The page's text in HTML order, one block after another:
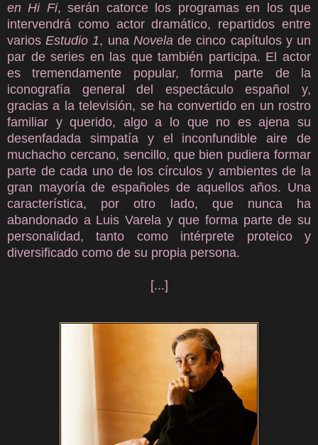
en Hi Fi, serán catorce los programas en los que
intervendrá como actor dramático, repartidos entre
variosEstudio 1, una Novelade cinco capítulos y un
par de series en las que también participa. El actor
es tremendamente popular, forma parte de la
iconografía general del espectáculo español y,
gracias a la televisión, se ha convertido en un rostro
familiar y querido, algo a lo que no es ajena su
desenfadada simpatía y el inconfundible aire de
muchacho cercano, sencillo, que bien pudiera formar
parte de cada uno de los círculos y ambientes de la
gran mayoría de españoles de aquellos años. Una
característica, por otro lado, que nunca ha
abandonado a Luis Varela y que forma parte de su
personalidad, tanto como intérprete proteico y
diversificado como de su propia persona.
[...]